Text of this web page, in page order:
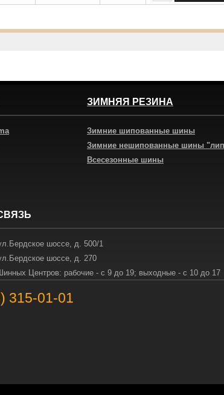
ЗИМНЯЯ РЕЗИНА
Зимние шипованные шины
Зимние нешипованные шины
Всесезонные шины
шоссе, д. 500/1
шоссе, д. 270
Центров: рабочие - с 9 до 19; выходные - с 10 до 17
315-01-01